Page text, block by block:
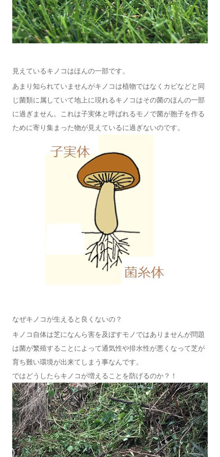
見えているキノコはほんの一部です。
あまり知られていませんがキノコは植物ではなくカビなどと同
じ菌類に属していて地上に現れるキノコはその菌のほんの一部
に過ぎません。これは子実体と呼ばれるモノで菌が胞子を作る
ために寄り集まった物が見えているに過ぎないのです。
なぜキノコが生えると良くないの？
キノコ自体は芝になんら害を及ぼすモノではありませんが問題
は菌が繁殖することによって通気性や排水性が悪くなって芝が
育ち難い環境が出来てしまう事なんです。
ではどうしたらキノコが増えることを防げるのか？！